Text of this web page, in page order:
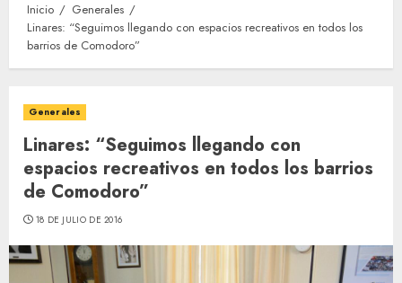
Inicio
Generales
Linares: “Seguimos llegando con espacios recreativos en todos los
barrios de Comodoro”
Generales
Linares: “Seguimos llegando con
espacios recreativos en todos los barrios
de Comodoro”
18 DE JULIO DE 2016